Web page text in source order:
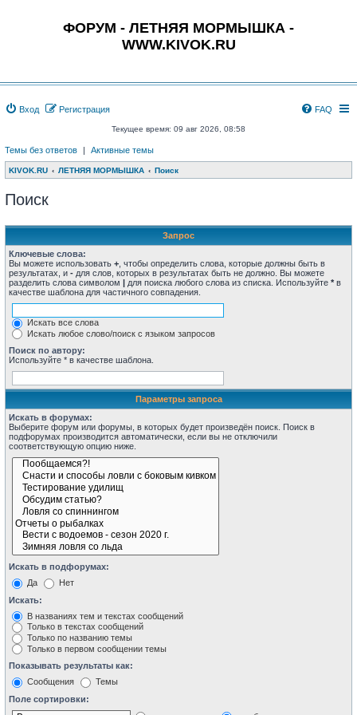
ФОРУМ - ЛЕТНЯЯ МОРМЫШКА -
WWW.KIVOK.RU
Вход Регистрация FAQ
Текущее время: 09 авг 2026, 08:58
Темы без ответов | Активные темы
KIVOK.RU ЛЕТНЯЯ МОРМЫШКА Поиск
Поиск
Запрос
Ключевые слова:
Вы можете использовать + , чтобы определить слова, которые должны быть в
результатах, и - для слов, которых в результатах быть не должно. Вы можете
разделить слова символом | для поиска любого слова из списка. Используйте * в
качестве шаблона для частичного совпадения.
Искать все слова
Искать любое слово/поиск с языком запросов
Поиск по автору:
Используйте * в качестве шаблона.
Параметры запроса
Искать в форумах:
Выберите форум или форумы, в которых будет произведён поиск. Поиск в
подфорумах производится автоматически, если вы не отключили
соответствующую опцию ниже.
Искать в подфорумах:
Да
Нет
Искать:
В названиях тем и текстах сообщений
Только в текстах сообщений
Только по названию темы
Только в первом сообщении темы
Показывать результаты как:
Сообщения
Темы
Поле сортировки: